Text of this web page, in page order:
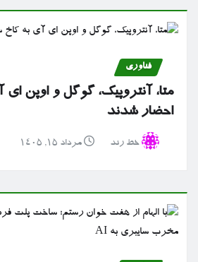
فناوری
متا، آنتروپیک، گوگل و اوپن
احضار شدند
خط رند مرداد ۱۵, ۱۴۰۵